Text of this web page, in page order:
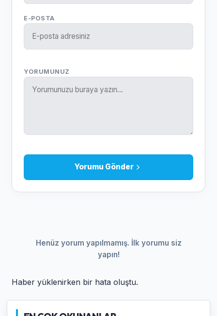
E-POSTA
YORUMUNUZ
Yorumu Gönder
Henüz yorum yapılmamış. İlk yorumu siz
yapın!
Haber yüklenirken bir hata oluştu.